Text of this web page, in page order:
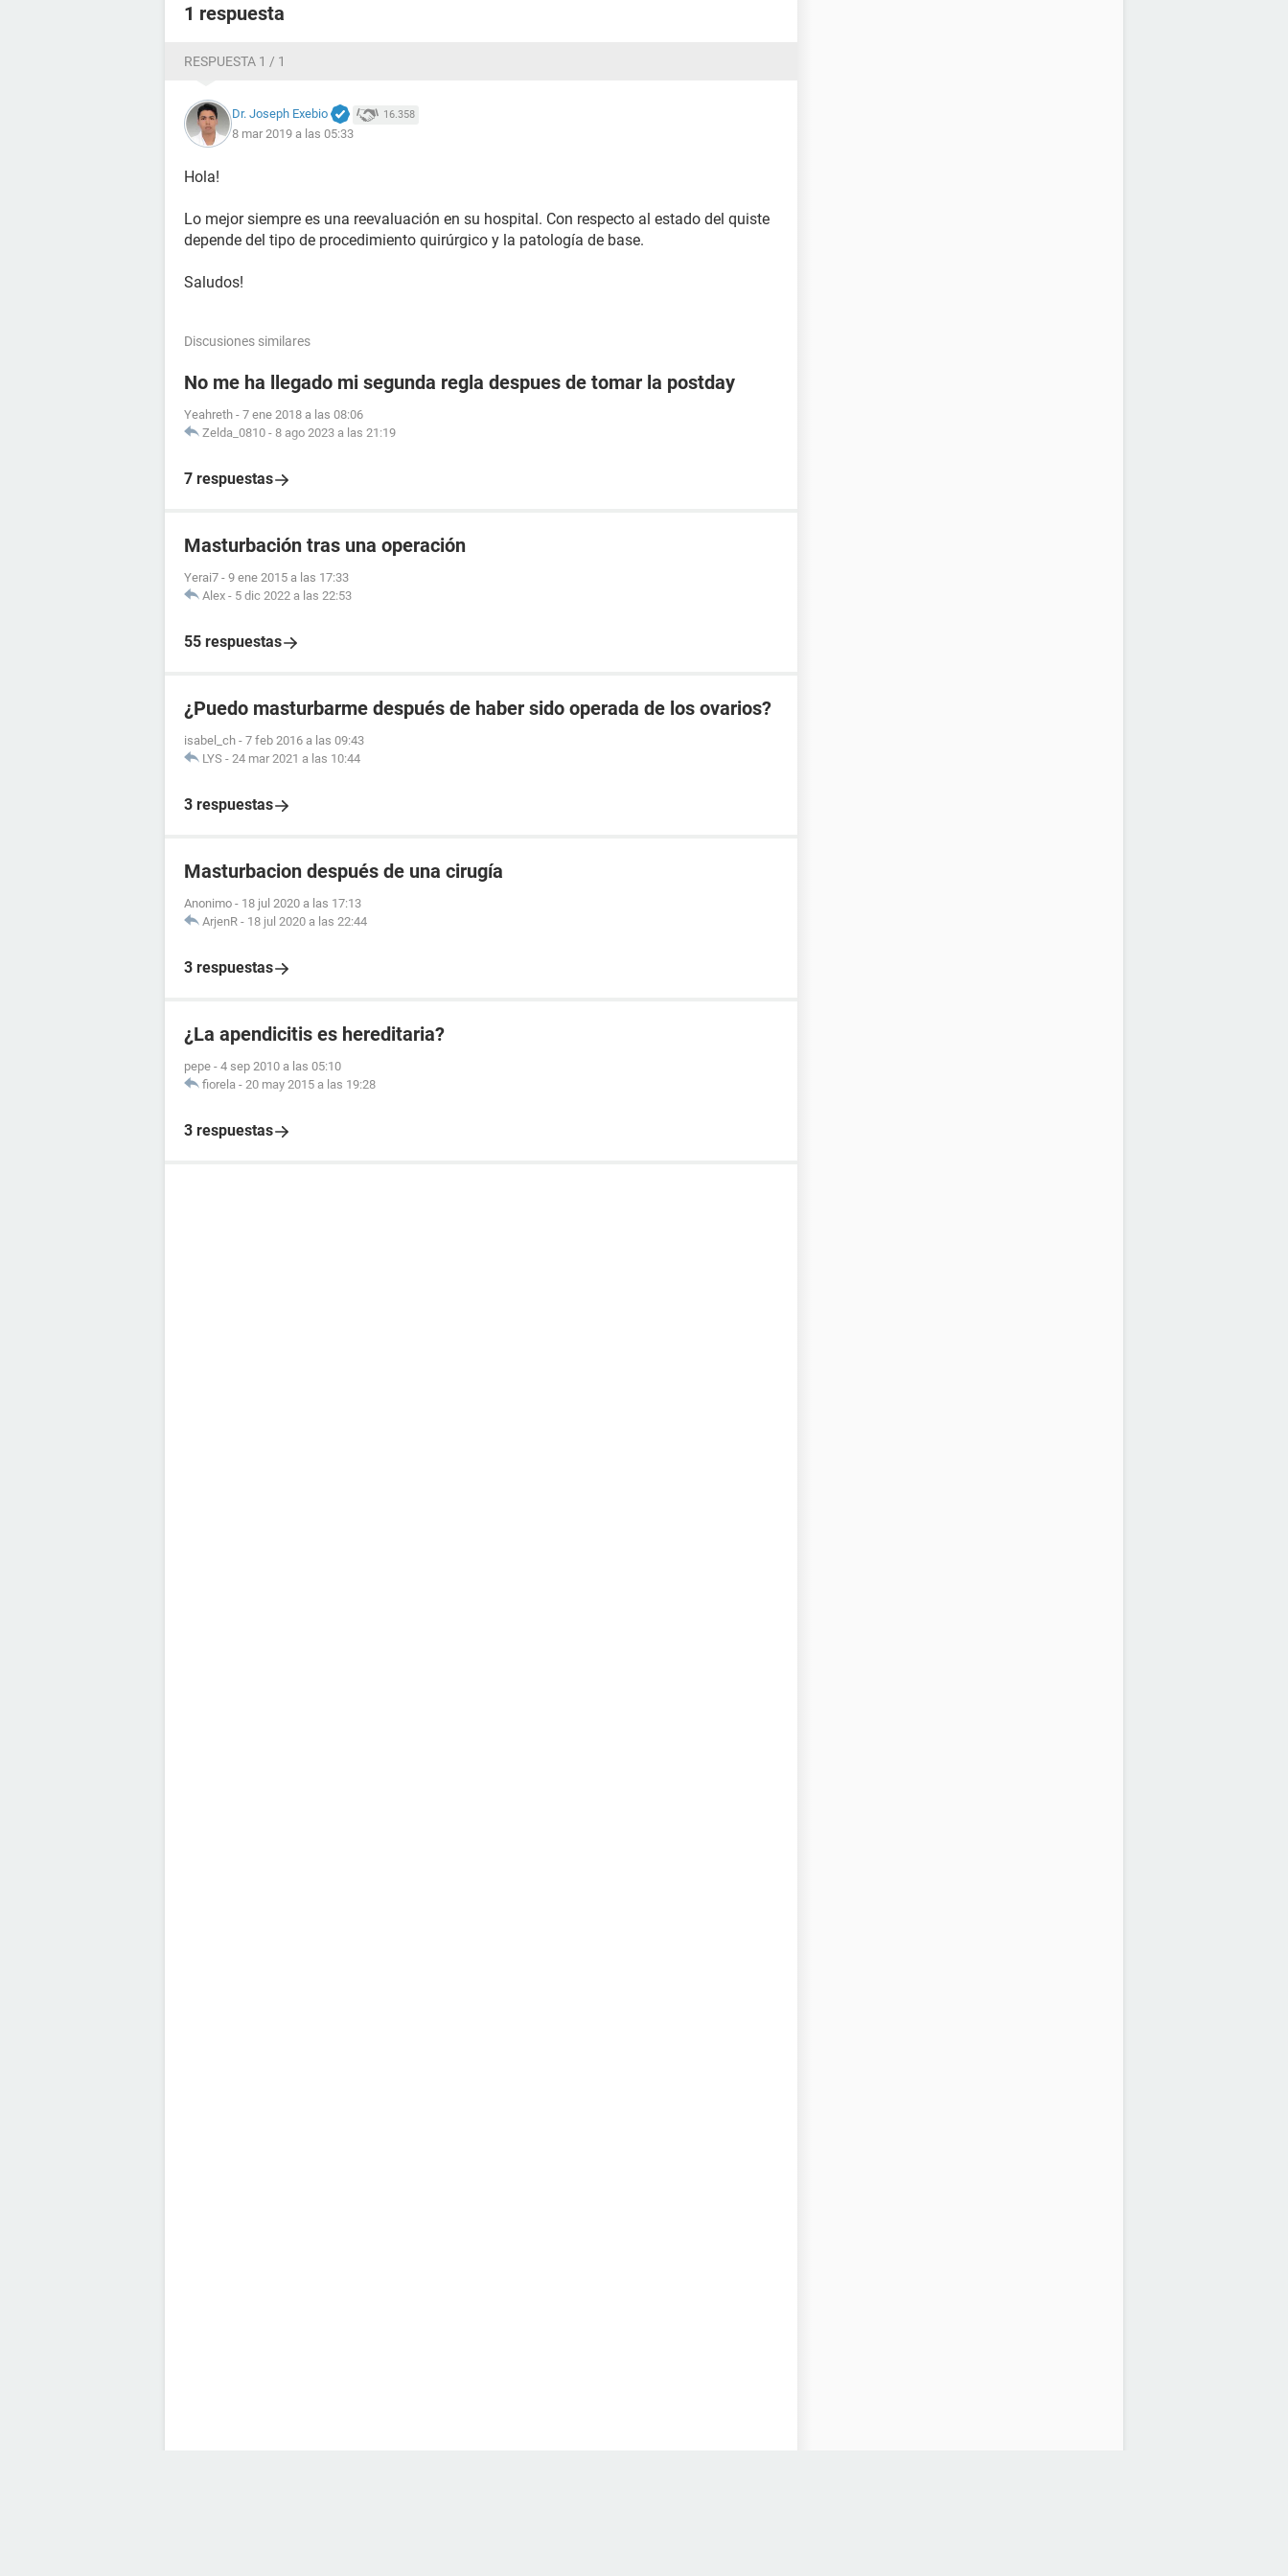
1 respuesta
RESPUESTA 1 / 1
Dr. Joseph Exebio 16.358
8 mar 2019 a las 05:33
Hola!
Lo mejor siempre es una reevaluación en su hospital. Con respecto al estado del quiste
depende del tipo de procedimiento quirúrgico y la patología de base.
Saludos!
Discusiones similares
No me ha llegado mi segunda regla despues de tomar la postday
Yeahreth - 7 ene 2018 a las 08:06
Zelda_0810 - 8 ago 2023 a las 21:19
7 respuestas
Masturbación tras una operación
Yerai7 - 9 ene 2015 a las 17:33
Alex - 5 dic 2022 a las 22:53
55 respuestas
¿Puedo masturbarme después de haber sido operada de los ovarios?
isabel_ch - 7 feb 2016 a las 09:43
LYS - 24 mar 2021 a las 10:44
3 respuestas
Masturbacion después de una cirugía
Anonimo - 18 jul 2020 a las 17:13
ArjenR - 18 jul 2020 a las 22:44
3 respuestas
¿La apendicitis es hereditaria?
pepe - 4 sep 2010 a las 05:10
fiorela - 20 may 2015 a las 19:28
3 respuestas